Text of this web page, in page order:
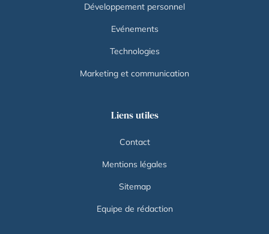
Développement personnel
Evénements
Technologies
Marketing et communication
Liens utiles
Contact
Mentions légales
Sitemap
Equipe de rédaction